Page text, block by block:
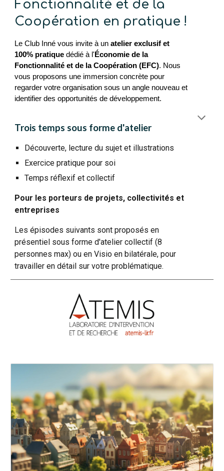
Fonctionnalité et de la
Coopération en pratique !
Le Club Inné vous invite à unatelier exclusif et
100% pratique dédié à l' Économie de la
Fonctionnalité et de la Coopération (EFC). Nous
vous proposons une immersion concrète pour
regarder votreorganisation sous un angle nouveau et
identifier des opportunités dedéveloppement.
Trois temps sous forme d'atelier
Découverte, lecture du sujet et illustrations
Exercice pratique pour soi
Temps réflexif et collectif
Pour les porteurs de projets, collectivités et
entreprises
Les épisodes suivants sont proposés en
présentiel sous forme d'atelier collectif (8
personnes max) ou en Visio en bilatérale, pour
travailler en détail sur votre problématique.